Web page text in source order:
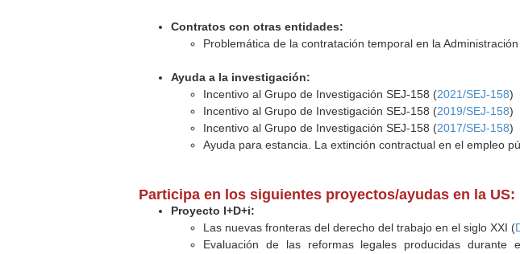
Contratos con otras entidades:
Problemática de la contratación temporal en la
Ayuda a la investigación:
Incentivo al Grupo de Investigación SEJ-158 (2021/SEJ-158)
Incentivo al Grupo de Investigación SEJ-158 (2019/SEJ-158)
Incentivo al Grupo de Investigación SEJ-158 (2017/SEJ-158)
Ayuda para estancia. La extinción contractual en el empleo
Participa en los siguientes proyectos/ayudas en la US:
Proyecto I+D+i:
Las nuevas fronteras del derecho del trabajo en el siglo XXI (
Evaluación de las reformas legales producidas